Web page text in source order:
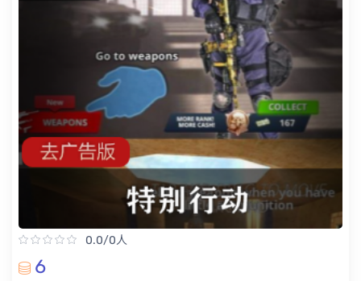
0.0/0人
6